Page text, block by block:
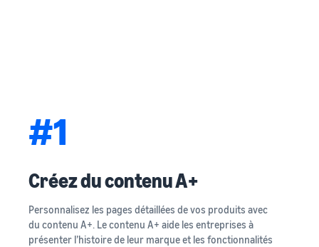
#1
Créez du contenu A+
Personnalisez les pages détaillées de vos produits avec
du contenu A+. Le contenu A+ aide les entreprises à
présenter l’histoire de leur marque et les fonctionnalités